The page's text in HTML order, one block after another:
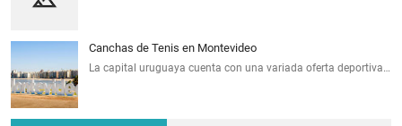
Canchas de Tenis en Montevideo
La capital uruguaya cuenta con una variada oferta deportiva…